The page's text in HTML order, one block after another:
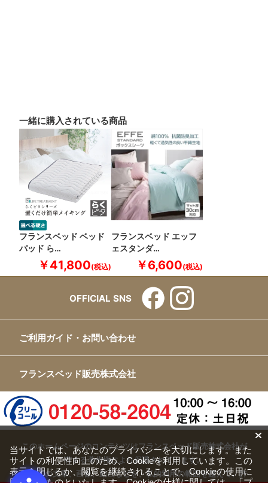
一緒に購入されている商品
フランスベッド ベッド
パッド ら…
￥41,800
フランスベッド エッフ
ェスタンダ…
￥6,600
OFFICIAL SNS
ご利用ガイド・お問い合わせ
フランスベッド販売株式会社
このホームページのコンテンツはフランスベッド販売株式会社が
有する著作権により保護されています。
すべての文章、画像、動画などを、私的利用の範囲を超えて、許
当サイトでは、あなたのプライバシーを大切にします。また
サイトの利便性向上のため、Cookieを利用しています。この
表示を閉じるか、閲覧を継続されることで、Cookieの使用に